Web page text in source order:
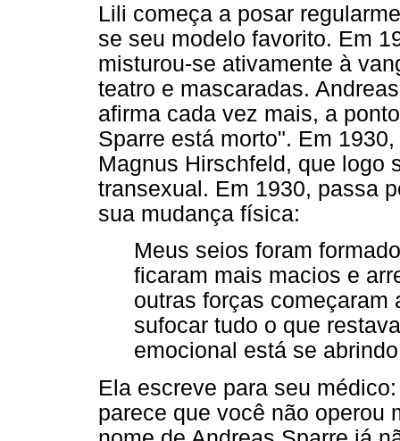
Lili começa a posar
se seu modelo favorito. Em
misturou-se ativamente à
teatro e mascaradas.
afirma cada vez mais, a
Sparre está morto". Em
Magnus Hirschfeld, que logo
transexual. Em 1930, passa
sua mudança física:
Meus seios foram
ficaram mais macios e
outras forças começaram
sufocar tudo o que
emocional está se
Ela escreve para seu
parece que você não operou